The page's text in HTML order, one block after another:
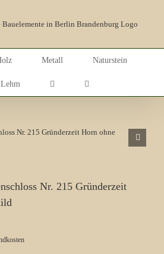
Metall Naturstein
Nr. 215 Gründerzeit